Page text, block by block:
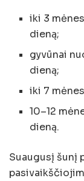
iki 3
dieną;
gyvūnai
dieną;
iki 7
10–12
dieną.
Suaugusį šunį